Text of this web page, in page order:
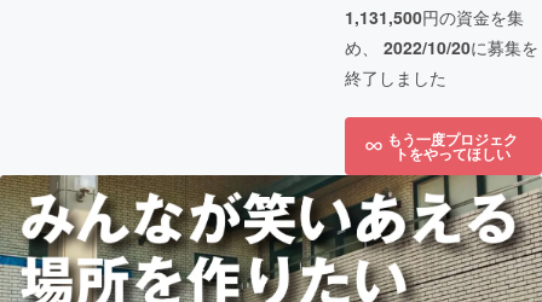
1,131,500円の資金を集
め、 2022/10/20に募集を
終了しました
もう一度プロジェク
トをやってほしい